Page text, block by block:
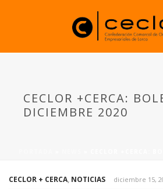
CECLOR +CERCA:
DICIEMBRE 2020
CECLOR + CERCA, NOTICIAS diciembre 15,